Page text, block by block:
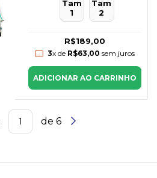
Tam
1
Tam
2
R$189,00
3x de R$63,00 sem juros
ADICIONAR AO CARRINHO
de 6